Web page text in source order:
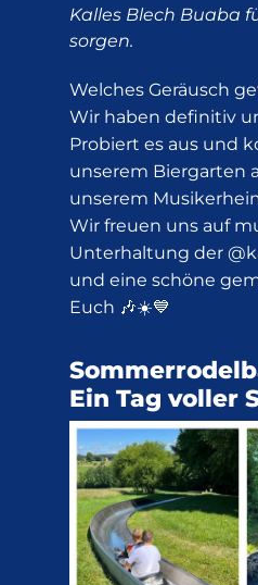
Kalles Blech Buaba
sorgen.
Welches Geräusch
Wir haben definitiv
Probiert es aus und
unserem Biergarten
unserem
Wir freuen uns auf
Unterhaltung der
und eine schöne
Euch 🎶☀️💙
Ein Tag voller